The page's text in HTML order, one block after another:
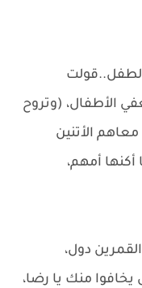
الأطفال، (وتروح
الأتنين
أمهم،
دول،
يخافوا منك يا رضا،